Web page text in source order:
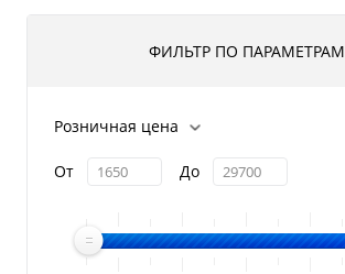
ФИЛЬТР ПО ПАРАМЕТРАМ
Розничная цена
От До